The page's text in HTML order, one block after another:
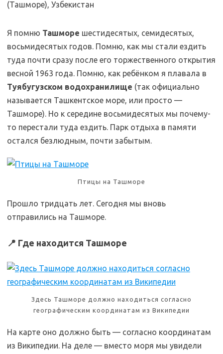
Я помню Ташморе шестидесятых, семидесятых,
восьмидесятых годов. Помню, как мы стали ездить
туда почти сразу после его торжественного открытия
весной 1963 года. Помню, как ребёнком я плавала в
Туябугузском водохранилище (так официально
называется Ташкентское море, или просто —
Ташморе). Но к середине восьмидесятых мы почему-
то перестали туда ездить. Парк отдыха в памяти
остался безлюдным, почти забытым.
Птицы на Ташморе
Прошло тридцать лет. Сегодня мы вновь
отправились на Ташморе.
📍 Где находится Ташморе
Здесь Ташморе должно находиться согласно
географическим координатам из Википедии
На карте оно должно быть — согласно координатам
из Википедии. На деле — вместо моря мы увидели